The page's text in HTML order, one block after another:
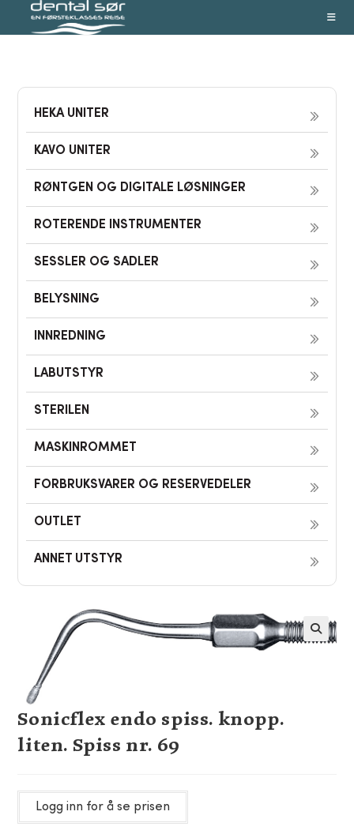
HEKA UNITER
KAVO UNITER
RØNTGEN OG DIGITALE LØSNINGER
ROTERENDE INSTRUMENTER
SESSLER OG SADLER
BELYSNING
INNREDNING
LABUTSTYR
STERILEN
MASKINROMMET
FORBRUKSVARER OG RESERVEDELER
OUTLET
ANNET UTSTYR
Sonicflex endo spiss. knopp.
liten. Spiss nr. 69
Logg inn for å se prisen